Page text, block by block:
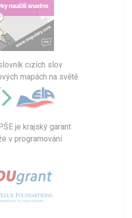
cizích slov
mapách na světě
je krajský garant
v programování